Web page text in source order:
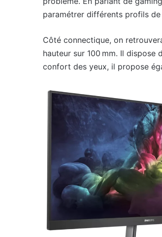
paramétrer différents profils de
Côté connectique, on
hauteur sur 100 mm. Il
confort des yeux, il propose